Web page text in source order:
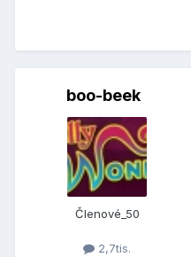
boo-beek
Členové_50
2,7tis.